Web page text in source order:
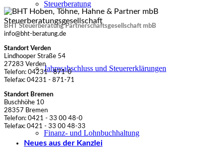
Steuerberatung
Jahresabschluss und Steuererklärungen
Finanz- und Lohnbuchhaltung
BHT Steuerberatung Partnerschaftsgesellschaft mbB
info@bht-beratung.de
Standort Verden
Lindhooper Straße 54
27283 Verden
Telefon: 04231 - 871-0
Telefax: 04231 - 871-71
Standort Bremen
Buschhöhe 10
28357 Bremen
Telefon: 0421 - 33 00 48-0
Telefax: 0421 - 33 00 48-33
Neues aus der Kanzlei